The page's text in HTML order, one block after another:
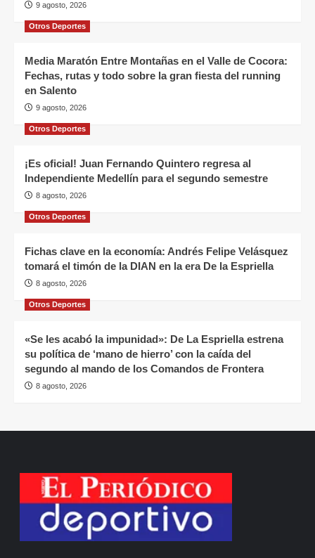
9 agosto, 2026
Otros Deportes
Media Maratón Entre Montañas en el Valle de Cocora:
Fechas, rutas y todo sobre la gran fiesta del running
en Salento
9 agosto, 2026
Otros Deportes
¡Es oficial! Juan Fernando Quintero regresa al
Independiente Medellín para el segundo semestre
8 agosto, 2026
Otros Deportes
Fichas clave en la economía: Andrés Felipe Velásquez
tomará el timón de la DIAN en la era De la Espriella
8 agosto, 2026
Otros Deportes
«Se les acabó la impunidad»: De La Espriella estrena
su política de ‘mano de hierro’ con la caída del
segundo al mando de los Comandos de Frontera
8 agosto, 2026